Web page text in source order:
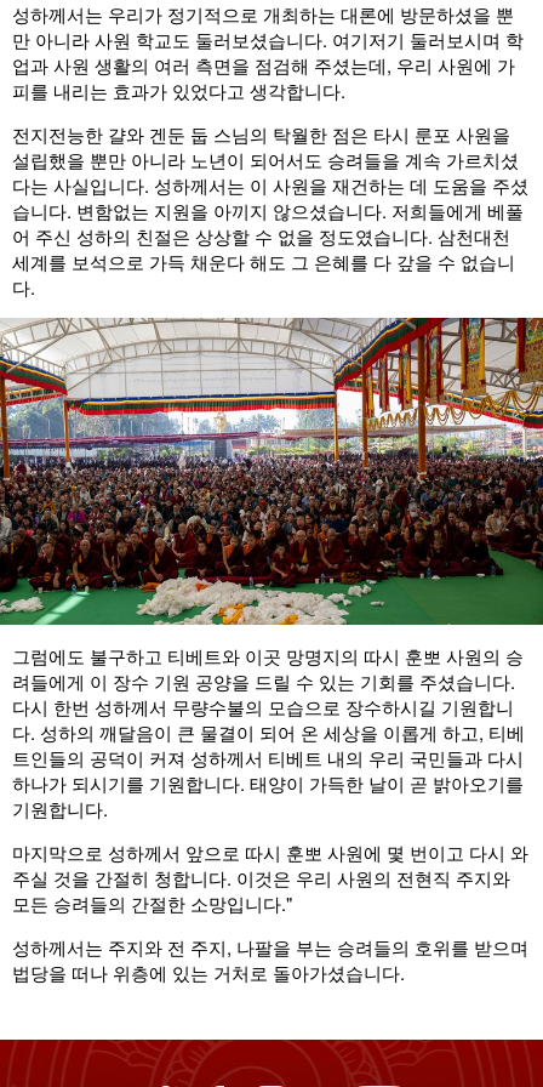
성하께서는 우리가 정기적으로 개최하는 대론에 방문하셨을 뿐
만 아니라 사원 학교도 둘러보셨습니다. 여기저기 둘러보시며 학
업과 사원 생활의 여러 측면을 점검해 주셨는데, 우리 사원에 가
피를 내리는 효과가 있었다고 생각합니다.
전지전능한 걀와 겐둔 둡 스님의 탁월한 점은 타시 룬포 사원을
설립했을 뿐만 아니라 노년이 되어서도 승려들을 계속 가르치셨
다는 사실입니다. 성하께서는 이 사원을 재건하는 데 도움을 주셨
습니다. 변함없는 지원을 아끼지 않으셨습니다. 저희들에게 베풀
어 주신 성하의 친절은 상상할 수 없을 정도였습니다. 삼천대천
세계를 보석으로 가득 채운다 해도 그 은혜를 다 갚을 수 없습니
다.
그럼에도 불구하고 티베트와 이곳 망명지의 따시 훈뽀 사원의 승
려들에게 이 장수 기원 공양을 드릴 수 있는 기회를 주셨습니다.
다시 한번 성하께서 무량수불의 모습으로 장수하시길 기원합니
다. 성하의 깨달음이 큰 물결이 되어 온 세상을 이롭게 하고, 티베
트인들의 공덕이 커져 성하께서 티베트 내의 우리 국민들과 다시
하나가 되시기를 기원합니다. 태양이 가득한 날이 곧 밝아오기를
기원합니다.
마지막으로 성하께서 앞으로 따시 훈뽀 사원에 몇 번이고 다시 와
주실 것을 간절히 청합니다. 이것은 우리 사원의 전현직 주지와
모든 승려들의 간절한 소망입니다."
성하께서는 주지와 전 주지, 나팔을 부는 승려들의 호위를 받으며
법당을 떠나 위층에 있는 거처로 돌아가셨습니다.